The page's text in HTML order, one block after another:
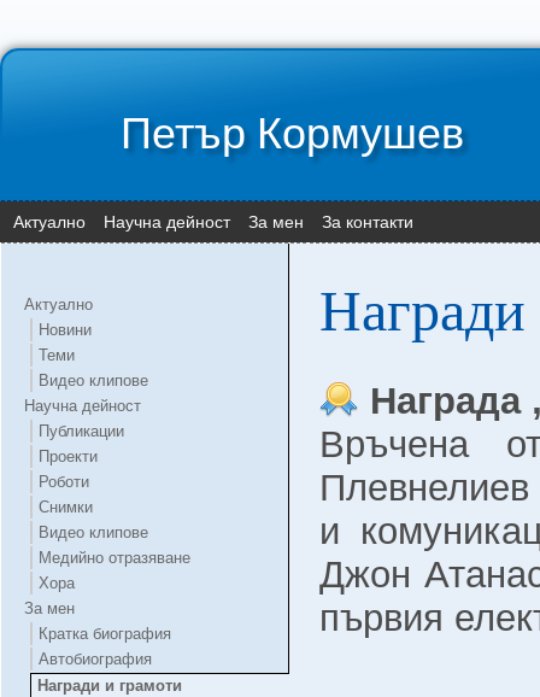
Петър Кормушев
Актуално Научна дейност За мен За контакти
Актуално
Новини
Теми
Видео клипове
Научна дейност
Публикации
Проекти
Роботи
Снимки
Видео клипове
Медийно отразяване
Хора
За мен
Кратка биография
Автобиография
Награди и грамоти
Награда
Връчена
и
Джон
първия